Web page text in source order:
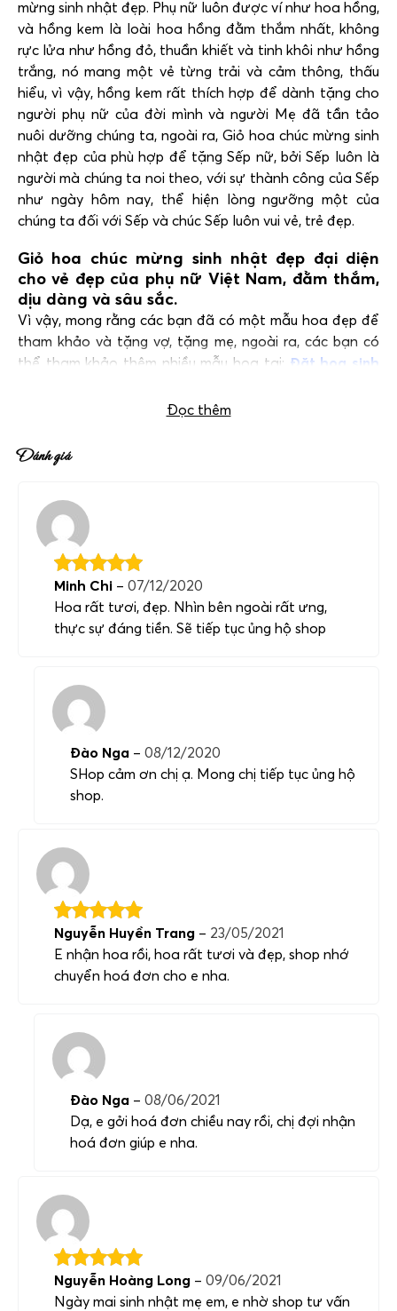
mừng sinh nhật đẹp. Phụ nữ luôn được ví như hoa hồng,
và hồng kem là loài hoa hồng đằm thắm nhất, không
rực lửa như hồng đỏ, thuần khiết và tinh khôi như hồng
trắng, nó mang một vẻ từng trải và cảm thông, thấu
hiểu, vì vậy, hồng kem rất thích hợp để dành tặng cho
người phụ nữ của đời mình và người Mẹ đã tần tảo
nuôi dưỡng chúng ta, ngoài ra, Giỏ hoa chúc mừng sinh
nhật đẹp của phù hợp để tặng Sếp nữ, bởi Sếp luôn là
người mà chúng ta noi theo, với sự thành công của Sếp
như ngày hôm nay, thể hiện lòng ngưỡng một của
chúng ta đối với Sếp và chúc Sếp luôn vui vẻ, trẻ đẹp.
Giỏ hoa chúc mừng sinh nhật đẹp đại diện
cho vẻ đẹp của phụ nữ Việt Nam, đằm thắm,
dịu dàng và sâu sắc.
Vì vậy, mong rằng các bạn đã có một mẫu hoa đẹp để
tham khảo và tặng vợ, tặng mẹ, ngoài ra, các bạn có
thể tham khảo thêm nhiều mẫu hoa tại: Đặt hoa sinh
Đọc thêm
Đánh giá
Minh Chi – 07/12/2020
Hoa rất tươi, đẹp. Nhìn bên ngoài rất ưng,
thực sự đáng tiền. Sẽ tiếp tục ủng hộ shop
Đào Nga – 08/12/2020
SHop cảm ơn chị ạ. Mong chị tiếp tục ủng hộ
shop.
Nguyễn Huyền Trang – 23/05/2021
E nhận hoa rồi, hoa rất tươi và đẹp, shop nhớ
chuyển hoá đơn cho e nha.
Đào Nga – 08/06/2021
Dạ, e gởi hoá đơn chiều nay rồi, chị đợi nhận
hoá đơn giúp e nha.
Nguyễn Hoàng Long – 09/06/2021
Ngày mai sinh nhật mẹ em, e nhờ shop tư vấn